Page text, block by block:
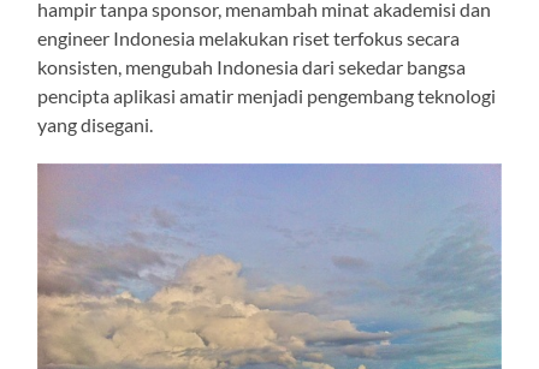
hampir tanpa sponsor, menambah minat akademisi dan
engineer Indonesia melakukan riset terfokus secara
konsisten, mengubah Indonesia dari sekedar bangsa
pencipta aplikasi amatir menjadi pengembang teknologi
yang disegani.